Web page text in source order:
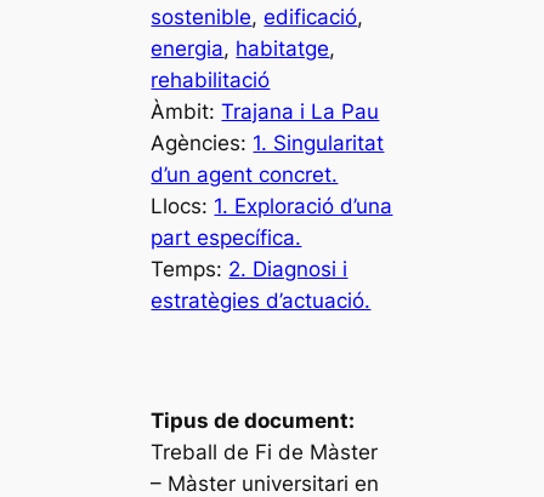
sostenible, edificació
energia, habitatge
rehabilitació
Àmbit:Trajana i La Pau
Agències: 1. Singularitat
d’un agent concret.
Llocs: 1. Exploració d’una
part específica.
Temps: 2. Diagnosi i
estratègies d’actuació.
Tipus de document:
Treball de Fi de Màster
– Màster universitari en